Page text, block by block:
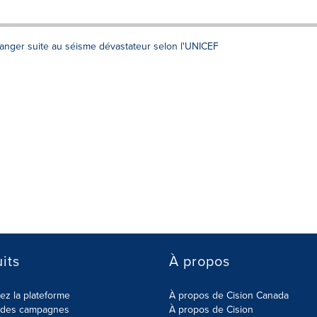
suite au séisme dévastateur selon l'UNICEF
la plateforme
campagnes
À propos
À propos de Cision Canada
À propos de Cision